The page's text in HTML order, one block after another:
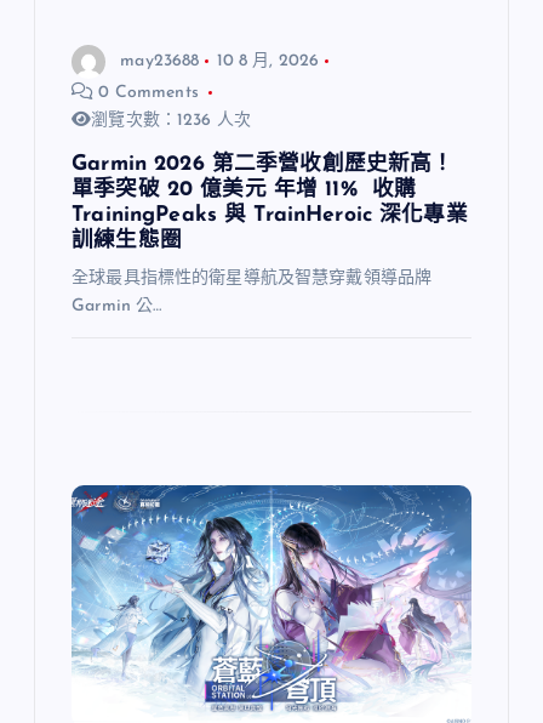
may23688
10 8 月, 2026
0 Comments
瀏覽次數：1236 人次
Garmin 2026 第二季營收創歷史新高！
單季突破 20 億美元 年增 11% 收購
TrainingPeaks 與 TrainHeroic 深化專業
訓練生態圈
全球最具指標性的衛星導航及智慧穿戴領導品牌
Garmin 公…